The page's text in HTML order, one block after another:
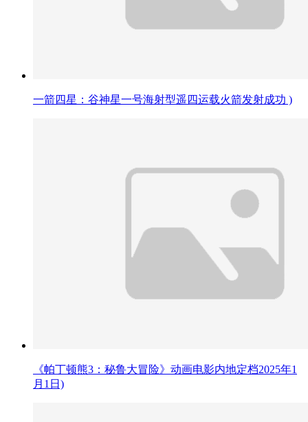
一箭四星：谷神星一号海射型遥四运载火箭发射成功 )
《帕丁顿熊3：秘鲁大冒险》动画电影内地定档2025年1
月1日)